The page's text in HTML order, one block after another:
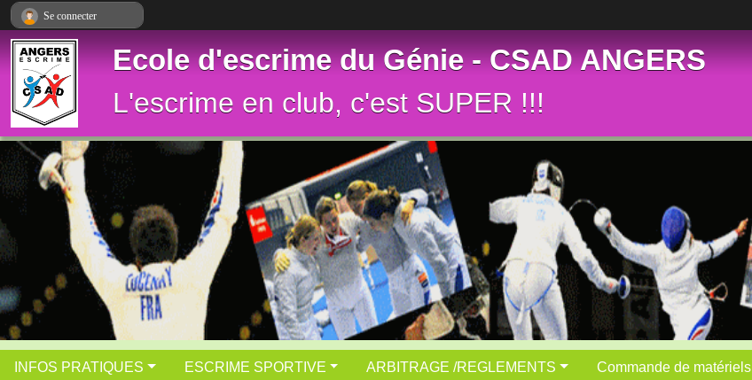
Ecole d'escrime du Génie - CSAD ANGERS
L'escrime en club, c'est SUPER !!!
INFOS PRATIQUES ESCRIME SPORTIVE ARBITRAGE /REGLEMENTS Commande de matériels
Se connecter
Panneau de gestion des cookies